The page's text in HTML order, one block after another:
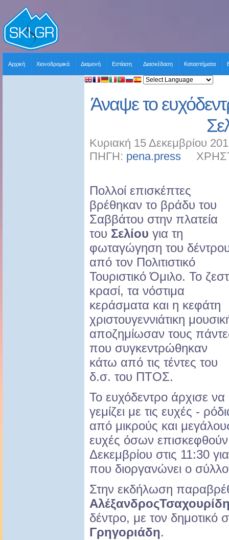
Αρχική Χιονοδρομικά Διαμονή Εστίαση Διασκέδαση Καταστήματα
Άναψε το
Κυριακή 15 Δεκεμβρίου
ΠΗΓΗ: pena.press
Πολλοί επισκέπτες
βρέθηκαν το βράδυ του
Σαββάτου στην πλατεία
του Σελίου για τη
φωταγώγηση του
από τον Πολιτιστικό
Τουριστικό Όμιλο. Το
κρασί, τα νόστιμα
κεράσματα και η κεφάτη
χριστουγεννιάτικη
αποζημίωσαν τους
που συγκεντρώθηκαν
κάτω από τις τέντες του
δ.σ. του ΠΤΟΣ.
Το ευχόδεντρο άρχισε να
γεμίζει με τις ευχές -
από μικρούς και
ευχές όσων επισκεφθούν
Δεκεμβρίου στις 11:30
που διοργανώνει ο
Στην εκδήλωση
δέντρο, με τον δημοτικό
Γρηγοριάδη.